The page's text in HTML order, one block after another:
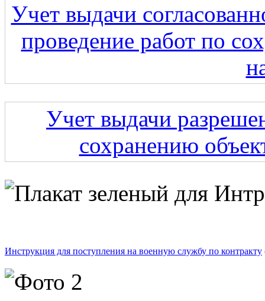
Учет выдачи
проведение работ по
Учет выдачи
сохранению
Инструкция для поступления на военную службу по контракту